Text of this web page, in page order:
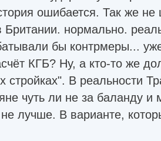
ошибается. Так же не
Британии. нормально.
бы контрмеры...
КГБ? Ну, а кто-то же
стройках". В реальности
чуть ли не за баланду
лучше. В варианте,